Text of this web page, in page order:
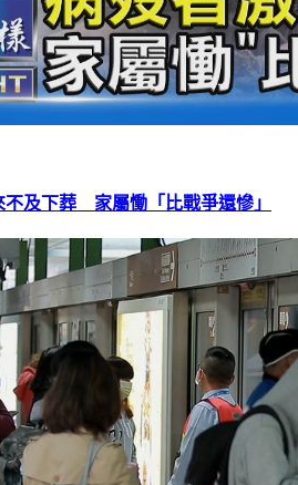
不及下葬 家屬慟「比戰爭還慘」